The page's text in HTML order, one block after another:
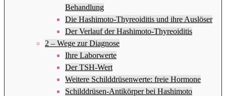
Behandlung
Die Hashimoto-Thyreoiditis und ihre Auslöser
Der Verlauf der Hashimoto-Thyreoiditis
2 – Wege zur Diagnose
Ihre Laborwerte
Der TSH-Wert
Weitere Schilddrüsenwerte: freie Hormone
Schilddrüsen-Antikörper bei Hashimoto